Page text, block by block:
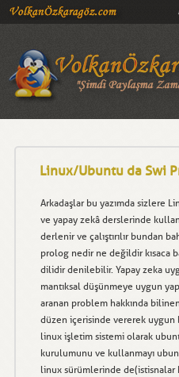
Linux/Ubuntu da Swi
Arkadaşlar bu yazımda sizlere
ve yapay zekâ derslerinde
derlenir ve çalıştırılır bundan
prolog nedir ne değildir kısaca
dilidir denilebilir. Yapay zeka
mantıksal düşünmeye uygun
aranan problem hakkında
düzen içerisinde vererek uygun
linux işletim sistemi olarak
kurulumunu ve kullanmayı
linux sürümlerinde de(istisnalar